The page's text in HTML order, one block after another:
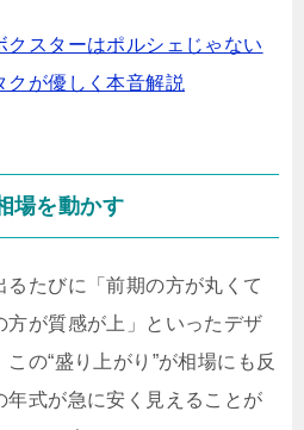
クスターはポルシェじゃない
クが優しく本音解説
場を動かす
るたびに「前期の方が丸くて
方が質感が上」といったデザ
の“盛り上がり”が相場にも反
年式が急に安く見えることが